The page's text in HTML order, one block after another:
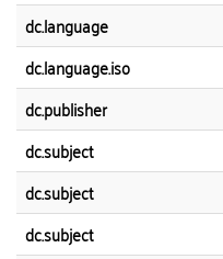
dc.language
dc.language.iso
dc.publisher
dc.subject
dc.subject
dc.subject